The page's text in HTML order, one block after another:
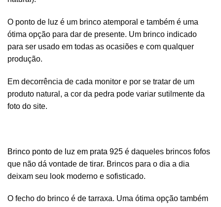
O ponto de luz é um brinco atemporal e também é uma
ótima opção para dar de presente. Um brinco indicado
para ser usado em todas as ocasiões e com qualquer
produção.
Em decorrência de cada monitor e por se tratar de um
produto natural, a cor da pedra pode variar sutilmente da
foto do site.
Brinco ponto de luz em prata 925 é daqueles brincos fofos
que não dá vontade de tirar. Brincos para o dia a dia
deixam seu look moderno e sofisticado.
O fecho do brinco é de tarraxa. Uma ótima opção também